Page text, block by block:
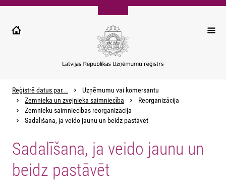
Pārlekt
galveno
Reģistrē datus par...
Uzņēmumu vai komersantu
Zemnieka un zvejnieka saimniecība
Reorganizācija
Zemnieku saimniecības reorganizācija
Sadalīšana, ja veido jaunu un beidz pastāvēt
Sadalīšana, ja veido jaunu un
beidz pastāvēt